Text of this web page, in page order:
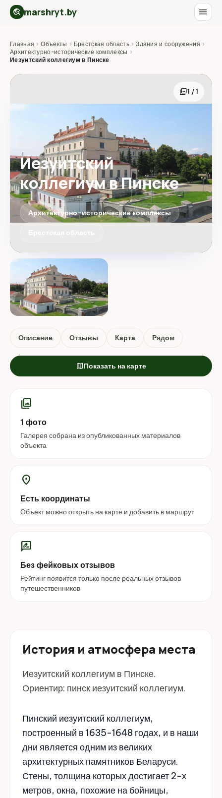
travel_explore marshryt.by menu
Главная › Объекты › Брестская область › Здания и сооружения ›
Архитектурно-исторические комплексы ›
Иезуитский коллегиум в Пинске
photo_library1 / 1
Иезуитский
коллегиум в Пинске
Архитектурно-исторические комплексы
Описание Отзывы Карта Рядом
mapПоказать на карте
photo_library
1 фото
Галерея собрана из опубликованных материалов
объекта
location_on
Есть координаты
Объект можно открыть на карте и добавить в маршрут
rate_review
Без фейковых отзывов
Рейтинг появится только после реальных отзывов
путешественников
История и атмосфера места
Иезуитский коллегиум в Пинске.
Ориентир: пинск иезуитский коллегиум.
Пинский иезуитский коллегиум,
построенный в 1635-1648 годах, и в наши
дни является одним из великих
архитектурных памятников Беларуси.
Стены, толщина которых достигает 2-х
метров, окна, похожие на бойницы,